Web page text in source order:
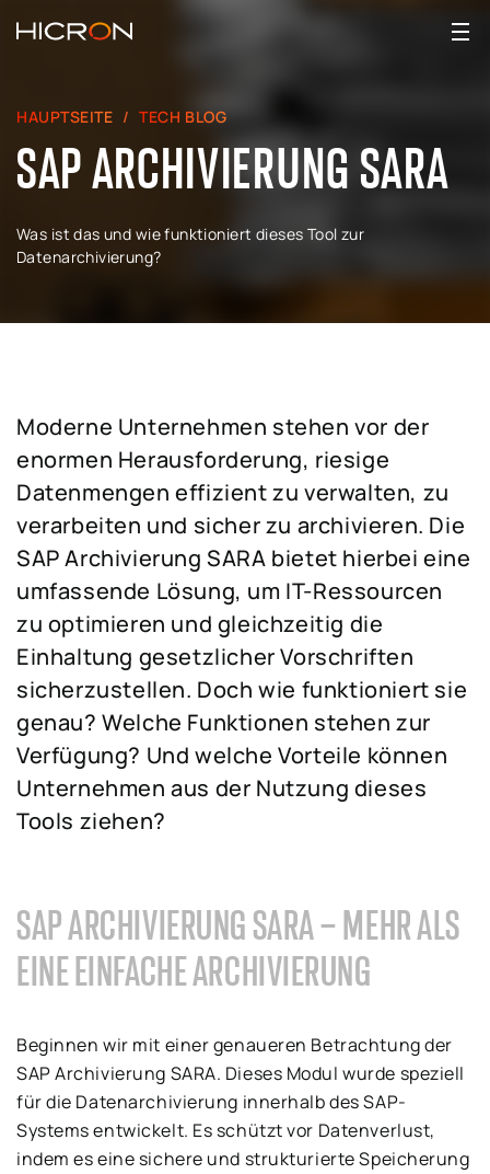
HAUPTSEITE TECH BLOG
SAP ARCHIVIERUNG SARA
Was ist das und wie funktioniert dieses Tool zur
Datenarchivierung?
Moderne Unternehmen stehen vor der
enormen Herausforderung, riesige
Datenmengen effizient zu verwalten, zu
verarbeiten und sicher zu archivieren. Die
SAP Archivierung SARA bietet hierbei eine
umfassende Lösung, um IT-Ressourcen
zu optimieren und gleichzeitig die
Einhaltung gesetzlicher Vorschriften
sicherzustellen. Doch wie funktioniert sie
genau? Welche Funktionen stehen zur
Verfügung? Und welche Vorteile können
Unternehmen aus der Nutzung dieses
Tools ziehen?
SAP ARCHIVIERUNG SARA – MEHR ALS
EINE EINFACHE ARCHIVIERUNG
Beginnen wir mit einer genaueren Betrachtung der
SAP Archivierung SARA. Dieses Modul wurde speziell
für die Datenarchivierung innerhalb des SAP-
Systems entwickelt. Es schützt vor Datenverlust,
indem es eine sichere und strukturierte Speicherung